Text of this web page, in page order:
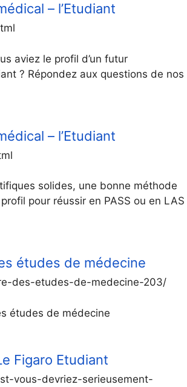
– l’Etudiant
aviez le profil d’un futur
? Répondez aux questions de nos
– l’Etudiant
solides, une bonne méthode
pour réussir en PASS ou en LAS
études de médecine
des-etudes-de-medecine-203/
études de médecine
Figaro Etudiant
vous-devriez-serieusement-